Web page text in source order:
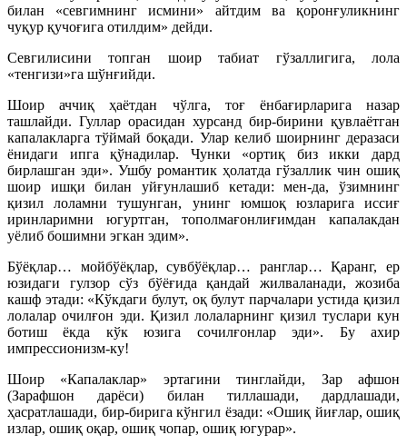
билан «севгимнинг исмини» айтдим ва қоронғуликнинг
чуқур қучоғига отилдим» дейди.
Севгилисини топган шоир табиат гўзаллигига, лола
«тенгизи»га шўнғийди.
Шоир аччиқ ҳаётдан чўлга, тоғ ёнбағирларига назар
ташлайди. Гуллар орасидан хурсанд бир-бирини қувлаётган
капалакларга тўймай боқади. Улар келиб шоирнинг деразаси
ёнидаги ипга қўнадилар. Чунки «ортиқ биз икки дард
бирлашган эди». Ушбу романтик ҳолатда гўзаллик чин ошиқ
шоир ишқи билан уйғунлашиб кетади: мен-да, ўзимнинг
қизил лоламни тушунган, унинг юмшоқ юзларига иссиғ
иринларимни югуртган, тополмағонлиғимдан капалакдан
уёлиб бошимни эгкан эдим».
Бўёқлар… мойбўёқлар, сувбўёқлар… ранглар… Қаранг, ер
юзидаги гулзор сўз бўёғида қандай жилваланади, жозиба
кашф этади: «Кўкдаги булут, оқ булут парчалари устида қизил
лолалар очилғон эди. Қизил лолаларнинг қизил туслари кун
ботиш ёкда кўк юзига сочилғонлар эди». Бу ахир
импрессионизм-ку!
Шоир «Капалаклар» эртагини тинглайди, Зар афшон
(Зарафшон дарёси) билан тиллашади, дардлашади,
ҳасратлашади, бир-бирига кўнгил ёзади: «Ошиқ йиғлар, ошиқ
излар, ошиқ оқар, ошиқ чопар, ошиқ югурар».